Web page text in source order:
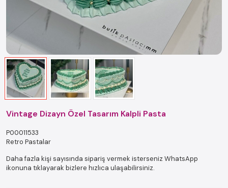
Vintage Dizayn Özel Tasarım Kalpli Pasta
P00011533
Retro Pastalar
Daha fazla kişi sayısında sipariş vermek isterseniz WhatsApp
ikonuna tıklayarak bizlere hızlıca ulaşabilirsiniz.